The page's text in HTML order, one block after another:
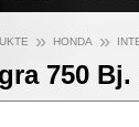
» HONDA »
750